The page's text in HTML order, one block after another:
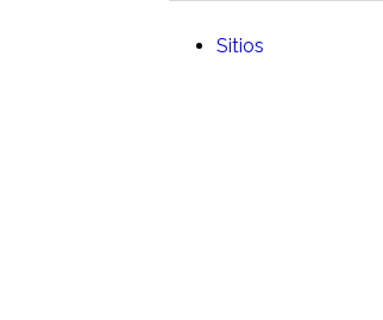
Sitios